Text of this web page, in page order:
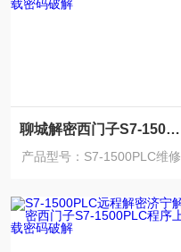
聊城解密西门子S7-1500PLC程序上载密码破解
产品型号：S7-1500PLC维修